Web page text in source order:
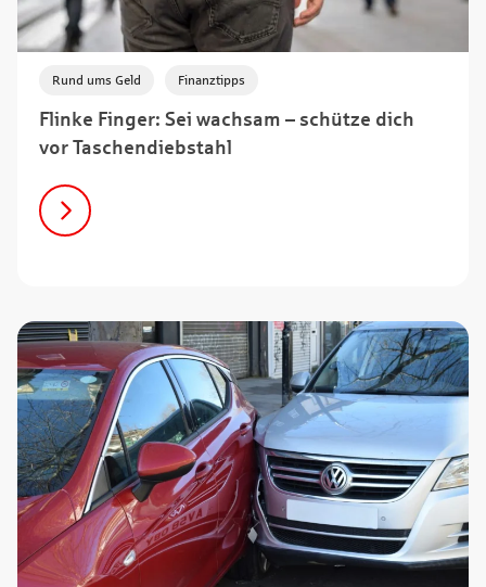
Flinke Finger: Sei wachsam – schütze dich
vor Taschendiebstahl
Rund ums Geld Finanztipps